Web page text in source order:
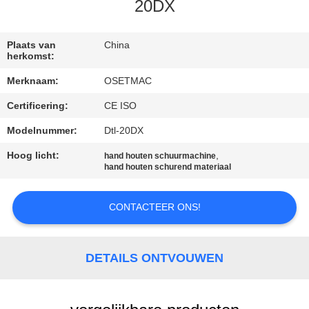
VERZOEK
OM EEN
SITEMAP
20DX
Plaats van
herkomst:
China
Merknaam: OSETMAC
Certificering: CE ISO
Modelnummer: Dtl-20DX
Hoog licht: hand houten schuurmachine,
hand houten schurend materiaal
CONTACTEER ONS!
DETAILS ONTVOUWEN